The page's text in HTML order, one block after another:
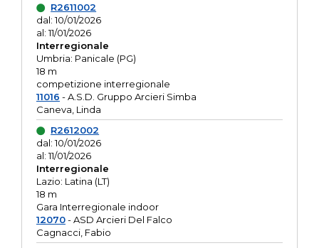
R2611002
dal: 10/01/2026
al: 11/01/2026
Interregionale
Umbria: Panicale (PG)
18 m
competizione interregionale
11016 - A.S.D. Gruppo Arcieri Simba
Caneva, Linda
R2612002
dal: 10/01/2026
al: 11/01/2026
Interregionale
Lazio: Latina (LT)
18 m
Gara Interregionale indoor
12070- ASD Arcieri Del Falco
Cagnacci, Fabio